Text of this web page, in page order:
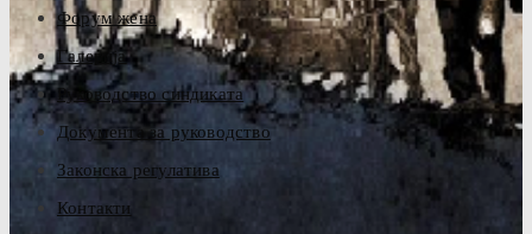
Форум жена
Галерија
Руководство синдиката
Документа за руководство
Законска регулатива
Контакти